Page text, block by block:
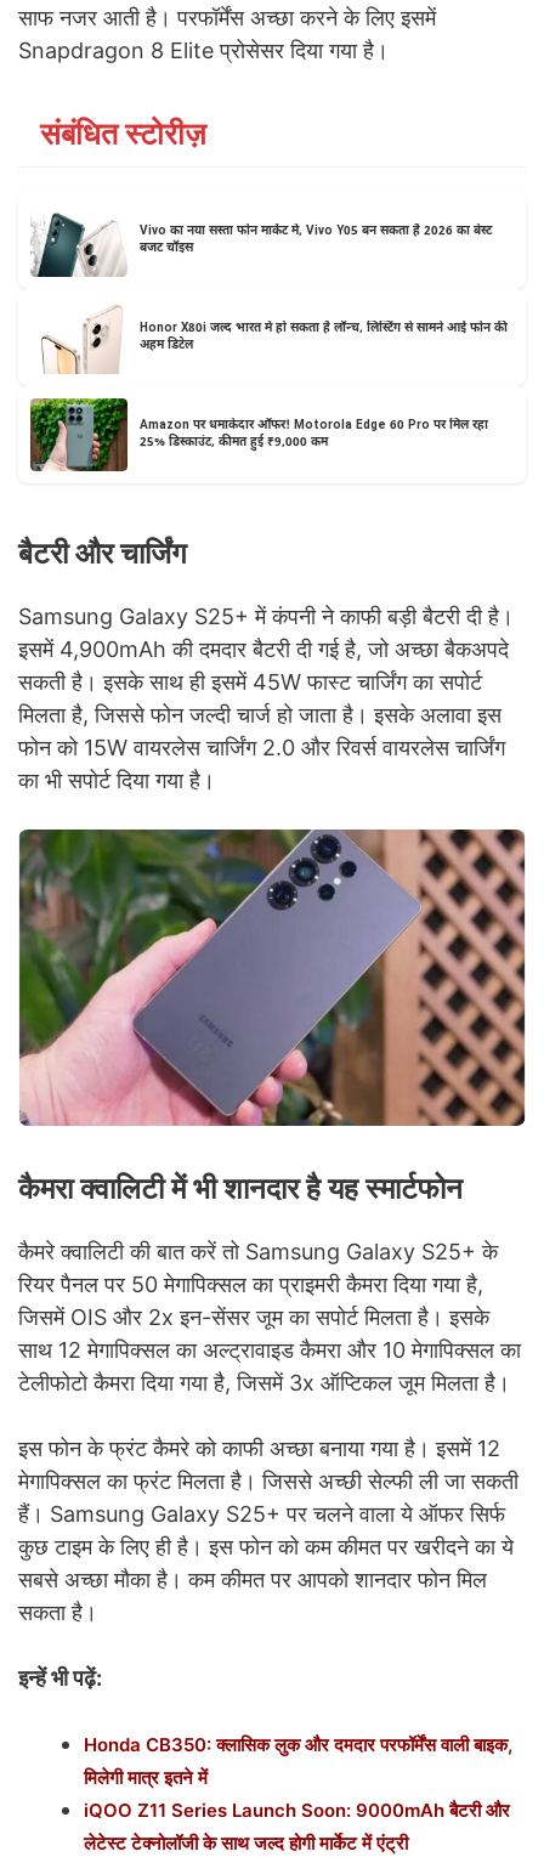
साफ नजर आती है। परफॉर्मेंस अच्छा करने के लिए इसमें
Snapdragon 8 Elite प्रोसेसर दिया गया है।
संबंधित स्टोरीज़
Vivo का नया सस्ता फोन मार्केट में, Vivo Y05 बन सकता है 2026 का बेस्ट
बजट चॉइस
Honor X80i जल्द भारत में हो सकता है लॉन्च, लिस्टिंग से सामने आई फोन की
अहम डिटेल
Amazon पर धमाकेदार ऑफर! Motorola Edge 60 Pro पर मिल रहा
25% डिस्काउंट, कीमत हुई ₹9,000 कम
बैटरी और चार्जिंग
Samsung Galaxy S25+ में कंपनी ने काफी बड़ी बैटरी दी है।
इसमें 4,900mAh की दमदार बैटरी दी गई है, जो अच्छा बैकअपदे
सकती है। इसके साथ ही इसमें 45W फास्ट चार्जिंग का सपोर्ट
मिलता है, जिससे फोन जल्दी चार्ज हो जाता है। इसके अलावा इस
फोन को 15W वायरलेस चार्जिंग 2.0 और रिवर्स वायरलेस चार्जिंग
का भी सपोर्ट दिया गया है।
कैमरा क्वालिटी में भी शानदार है यह स्मार्टफोन
कैमरे क्वालिटी की बात करें तो Samsung Galaxy S25+ के
रियर पैनल पर 50 मेगापिक्सल का प्राइमरी कैमरा दिया गया है,
जिसमें OIS और 2x इन-सेंसर जूम का सपोर्ट मिलता है। इसके
साथ 12 मेगापिक्सल का अल्ट्रावाइड कैमरा और 10 मेगापिक्सल का
टेलीफोटो कैमरा दिया गया है, जिसमें 3x ऑप्टिकल जूम मिलता है।
इस फोन के फ्रंट कैमरे को काफी अच्छा बनाया गया है। इसमें 12
मेगापिक्सल का फ्रंट मिलता है। जिससे अच्छी सेल्फी ली जा सकती
हैं। Samsung Galaxy S25+ पर चलने वाला ये ऑफर सिर्फ
कुछ टाइम के लिए ही है। इस फोन को कम कीमत पर खरीदने का ये
सबसे अच्छा मौका है। कम कीमत पर आपको शानदार फोन मिल
सकता है।
इन्हें भी पढ़ें:
Honda CB350: क्लासिक लुक और दमदार परफॉर्मेंस वाली बाइक,
मिलेगी मात्र इतने में
iQOO Z11 Series Launch Soon: 9000mAh बैटरी और
लेटेस्ट टेक्नोलॉजी के साथ जल्द होगी मार्केट में एंट्री